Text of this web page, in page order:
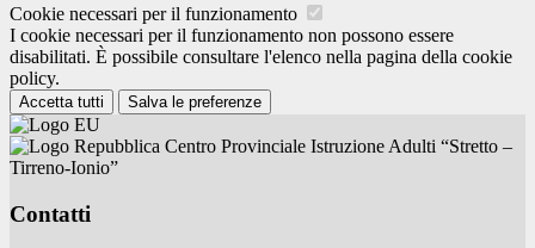
Cookie necessari per il funzionamento
I cookie necessari per il funzionamento non possono essere
disabilitati. È possibile consultare l'elenco nella pagina della cookie
policy.
Accetta tutti Salva le preferenze
Centro Provinciale Istruzione Adulti “Stretto –
Tirreno-Ionio”
Contatti